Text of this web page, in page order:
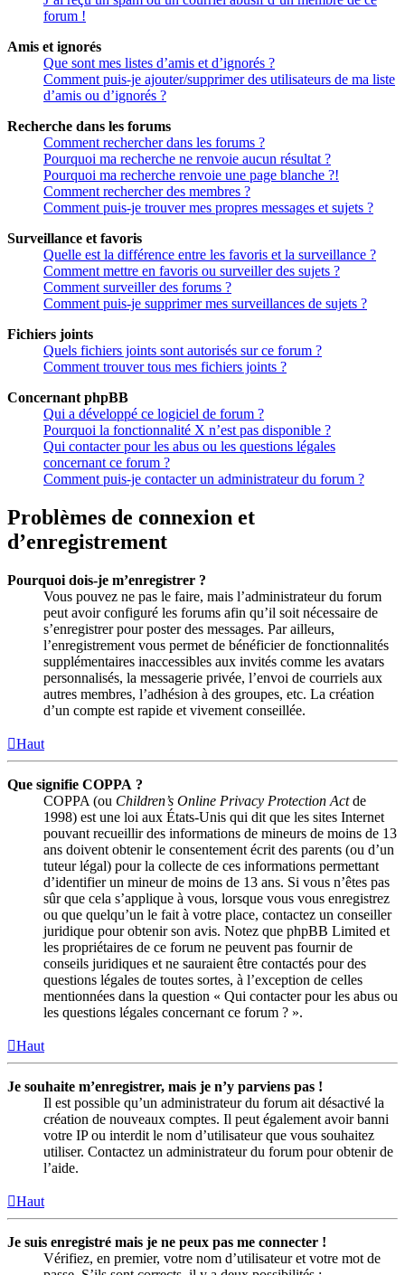
forum !
Amis et ignorés
Que sont mes listes d’amis et d’ignorés ?
Comment puis-je ajouter/supprimer des utilisateurs de ma liste
d’amis ou d’ignorés ?
Recherche dans les forums
Comment rechercher dans les forums ?
Pourquoi ma recherche ne renvoie aucun résultat ?
Pourquoi ma recherche renvoie une page blanche ?!
Comment rechercher des membres ?
Comment puis-je trouver mes propres messages et sujets ?
Surveillance et favoris
Quelle est la différence entre les favoris et la surveillance ?
Comment mettre en favoris ou surveiller des sujets ?
Comment surveiller des forums ?
Comment puis-je supprimer mes surveillances de sujets ?
Fichiers joints
Quels fichiers joints sont autorisés sur ce forum ?
Comment trouver tous mes fichiers joints ?
Concernant phpBB
Qui a développé ce logiciel de forum ?
Pourquoi la fonctionnalité X n’est pas disponible ?
Qui contacter pour les abus ou les questions légales
concernant ce forum ?
Comment puis-je contacter un administrateur du forum ?
Problèmes de connexion et
d’enregistrement
Pourquoi dois-je m’enregistrer ?
Vous pouvez ne pas le faire, mais l’administrateur du forum
peut avoir configuré les forums afin qu’il soit nécessaire de
s’enregistrer pour poster des messages. Par ailleurs,
l’enregistrement vous permet de bénéficier de fonctionnalités
supplémentaires inaccessibles aux invités comme les avatars
personnalisés, la messagerie privée, l’envoi de courriels aux
autres membres, l’adhésion à des groupes, etc. La création
d’un compte est rapide et vivement conseillée.
Haut
Que signifie COPPA ?
COPPA (ou Children’s Online Privacy Protection Actde
1998) est une loi aux États-Unis qui dit que les sites Internet
pouvant recueillir des informations de mineurs de moins de 13
ans doivent obtenir le consentement écrit des parents (ou d’un
tuteur légal) pour la collecte de ces informations permettant
d’identifier un mineur de moins de 13 ans. Si vous n’êtes pas
sûr que cela s’applique à vous, lorsque vous vous enregistrez
ou que quelqu’un le fait à votre place, contactez un conseiller
juridique pour obtenir son avis. Notez que phpBB Limited et
les propriétaires de ce forum ne peuvent pas fournir de
conseils juridiques et ne sauraient être contactés pour des
questions légales de toutes sortes, à l’exception de celles
mentionnées dans la question « Qui contacter pour les abus ou
les questions légales concernant ce forum ? ».
Haut
Je souhaite m’enregistrer, mais je n’y parviens pas !
Il est possible qu’un administrateur du forum ait désactivé la
création de nouveaux comptes. Il peut également avoir banni
votre IP ou interdit le nom d’utilisateur que vous souhaitez
utiliser. Contactez un administrateur du forum pour obtenir de
l’aide.
Haut
Je suis enregistré mais je ne peux pas me connecter !
Vérifiez, en premier, votre nom d’utilisateur et votre mot de